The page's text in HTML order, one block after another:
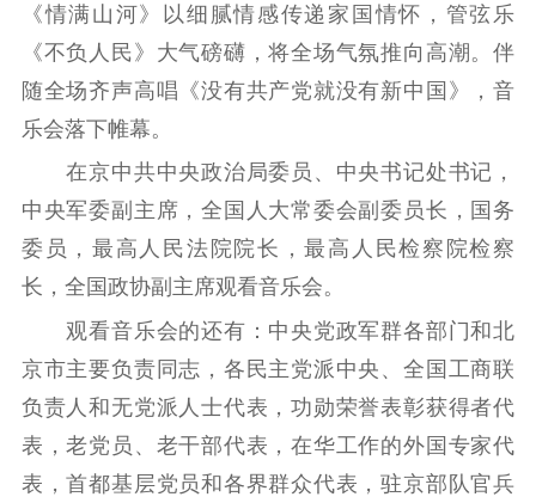
《情满山河》以细腻情感传递家国情怀，管弦乐
《不负人民》大气磅礴，将全场气氛推向高潮。伴
随全场齐声高唱《没有共产党就没有新中国》，音
乐会落下帷幕。
在京中共中央政治局委员、中央书记处书记，
中央军委副主席，全国人大常委会副委员长，国务
委员，最高人民法院院长，最高人民检察院检察
长，全国政协副主席观看音乐会。
观看音乐会的还有：中央党政军群各部门和北
京市主要负责同志，各民主党派中央、全国工商联
负责人和无党派人士代表，功勋荣誉表彰获得者代
表，老党员、老干部代表，在华工作的外国专家代
表，首都基层党员和各界群众代表，驻京部队官兵